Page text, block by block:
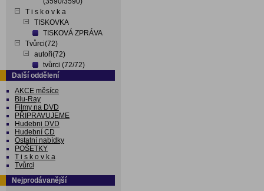
T i s k o v k a
TISKOVKA
TISKOVÁ ZPRÁVA
Tvůrci(72)
autoři(72)
tvůrci (72/72)
Další oddělení
AKCE měsíce
Blu-Ray
Filmy na DVD
PŘIPRAVUJEME
Hudebni DVD
Hudební CD
Ostatní nabídky
POŠETKY
T i s k o v k a
Tvůrci
Nejprodávanější